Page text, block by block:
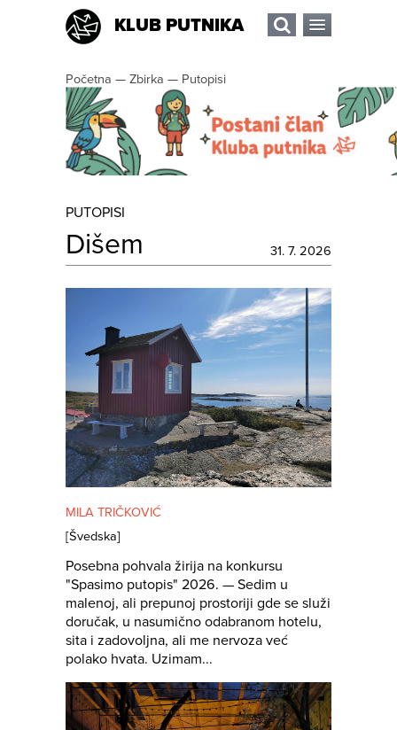
KLUB PUTNIKA
Početna — Zbirka — Putopisi
PUTOPISI
Dišem 31. 7. 2026
MILA TRIČKOVIĆ
[Švedska]
Posebna pohvala žirija na konkursu
"Spasimo putopis" 2026. — Sedim u
malenoj, ali prepunoj prostoriji gde se služi
doručak, u nasumično odabranom hotelu,
sita i zadovoljna, ali me nervoza već
polako hvata. Uzimam...